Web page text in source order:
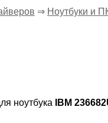
⇒ Ноутбуки и
ноутбука IBM